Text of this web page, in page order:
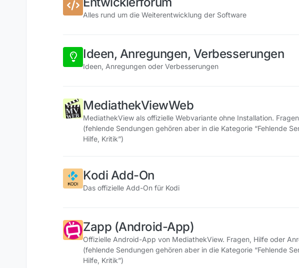
Alles rund um die Weiterentwicklung der Software
Ideen, Anregungen, Verbesserungen
Ideen, Anregungen oder Verbesserungen
MediathekViewWeb
MediathekView als offizielle Webvariante ohne Installation.
(fehlende Sendungen gehören aber in die Kategorie “Fehlende
Hilfe, Kritik”)
Kodi Add-On
Das offizielle Add-On für Kodi
Zapp (Android-App)
Offizielle Android-App von MediathekView. Fragen, Hilfe oder
(fehlende Sendungen gehören aber in die Kategorie “Fehlende
Hilfe, Kritik”)